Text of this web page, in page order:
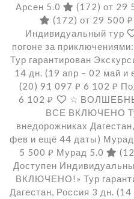
Арсен 5.0
(172) от 29
(172) от 29 500 ₽
Индивидуальный тур
погоне за
Тур гарантирован
14 дн. (19 апр – 02 май и
(20) 91 097 ₽ 6 102 ₽
6 102 ₽
☆
ВСЕ ВКЛЮЧЕНО
внедорожниках
фев и ещё 44 даты)
5 500 ₽ Мурад 5.0
Доступен
ВКЛЮЧЕНО!» Тур
Дагестан, Россия 3 дн. (14